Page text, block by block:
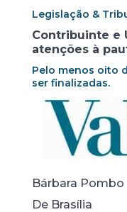
Legislação &
Contribuinte e
atenções à
Pelo menos oito
ser finalizadas.
Bárbara Pombo
De Brasília